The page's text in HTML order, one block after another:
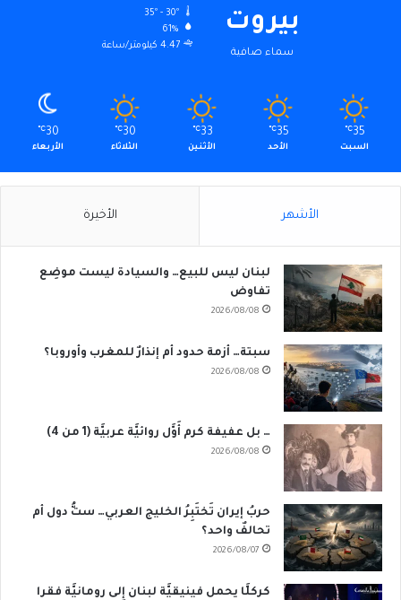
بيروت
سماء صافية
35º - 30º
61%
4.47 كيلومتر/ساعة
35
℃
السبت
35
℃
الأحد
33
℃
الأثنين
30
℃
الثلاثاء
30
℃
الأربعاء
الأشهر الأخيرة
لبنان ليس للبيع… والسيادة ليست موضِع
تفاوض
2026/08/08
سبتة… أزمة حدود أم إنذارٌ للمغرب وأوروبا؟
2026/08/08
… بل عفيفة كرم أَوَّل روائيَّة عربيَّة (1 من 4)
2026/08/08
حربُ إيران تَختَبِرُ الخليج العربي… ستُّ دول أم
تحالفٌ واحد؟
2026/08/07
كركلَّا يحمل فينيقيَّة لبنان إِلى رومانيَّة فقرا